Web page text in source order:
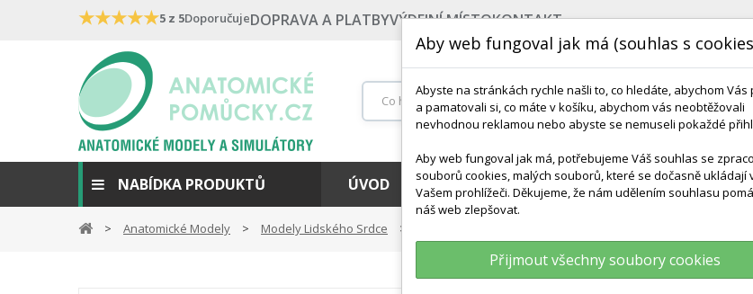
★★★★★5 z 5DoporučujeDOPRAVA A PLATBYVÝDEJNÍ MÍSTOKONTAKT
NABÍDKA PRODUKTŮ ÚVOD NEJPRODÁVANĚJŠÍ VÝCHOVA KE ZDRAVÍ
Anatomické Modely Modely Lidského Srdce
Aby web fungoval jak má (souhlas s
Abyste na stránkách rychle našli to, co hledáte, abychom Vás
a pamatovali si, co máte v košíku, abychom vás neobtěžovali
nevhodnou reklamou nebo abyste se nemuseli pokaždé
Aby web fungoval jak má, potřebujeme Váš souhlas se
souborů cookies, malých souborů, které se dočasně ukládají
Vašem prohlížeči. Děkujeme, že nám udělením souhlasu
náš web zlepšovat.
Přijmout všechny soubory cookies